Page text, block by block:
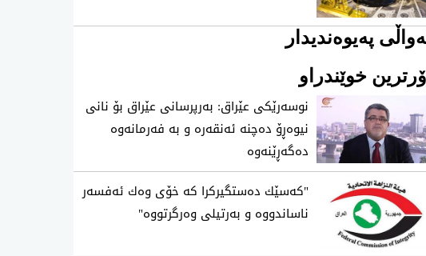
پەیوەندیدار
خوێندراو
نوسەرێکی عێراق: بەرپرسانی عێراق بۆ نانی
نیوەڕۆ دەچنە ئەنقەرە و بە فەرمانەوە
دەگەڕێنەوە
"كه‌سێك ده‌ستگیركرا كه‌ خۆی‌ وه‌ك ئه‌فسه‌ر
ناساندووه‌ و به‌رتیلی‌ وه‌رگرتووه‌"